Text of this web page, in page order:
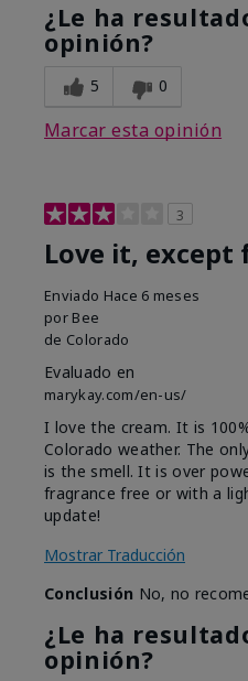
¿Le ha
opinión?
5 0
Marcar esta opinión
3
Love it, except
Enviado Hace 6 meses
por Bee
de Colorado
Evaluado en
marykay.com/en-us/
I love the cream. It is
Colorado weather. The
is the smell. It is over
fragrance free or with a
update!
Mostrar Traducción
Conclusión No, no
¿Le ha
opinión?